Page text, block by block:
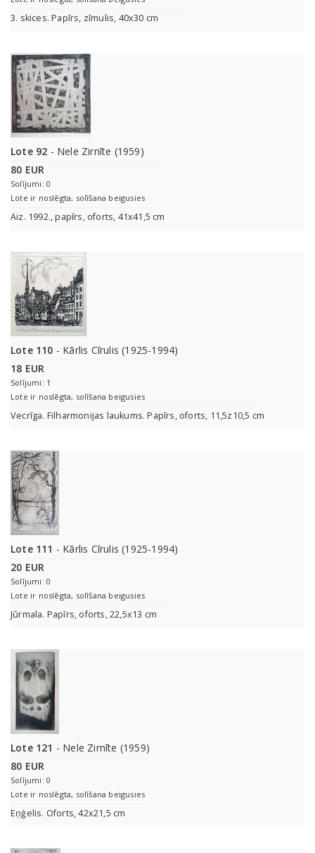
3. skices. Papīrs, zīmulis, 40x30 cm
Lote 92 - Nele Zirnīte (1959)
80 EUR
Solījumi: 0
Lote ir noslēgta, solīšana beigusies
Aiz. 1992., papīrs, oforts, 41x41,5 cm
Lote 110 - Kārlis Cīrulis (1925-1994)
18 EUR
Solījumi: 1
Lote ir noslēgta, solīšana beigusies
Vecrīga. Filharmonijas laukums. Papīrs, oforts, 11,5z10,5 cm
Lote 111 - Kārlis Cīrulis (1925-1994)
20 EUR
Solījumi: 0
Lote ir noslēgta, solīšana beigusies
Jūrmala. Papīrs, oforts, 22,5x13 cm
Lote 121 - Nele Zirnīte (1959)
80 EUR
Solījumi: 0
Lote ir noslēgta, solīšana beigusies
Eņģelis. Oforts, 42х21,5 сm